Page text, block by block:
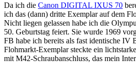
Da ich die Canon DIGITAL IXUS 70
ich das (dann) dritte Exemplar auf dem
Nicht liegen gelassen habe ich die
50. Geburtstag feiert. Sie wurde 1969
FB habe ich bereits als fast identische IV
Flohmarkt-Exemplar steckte ein
mit M42-Schraubanschluss, das mein